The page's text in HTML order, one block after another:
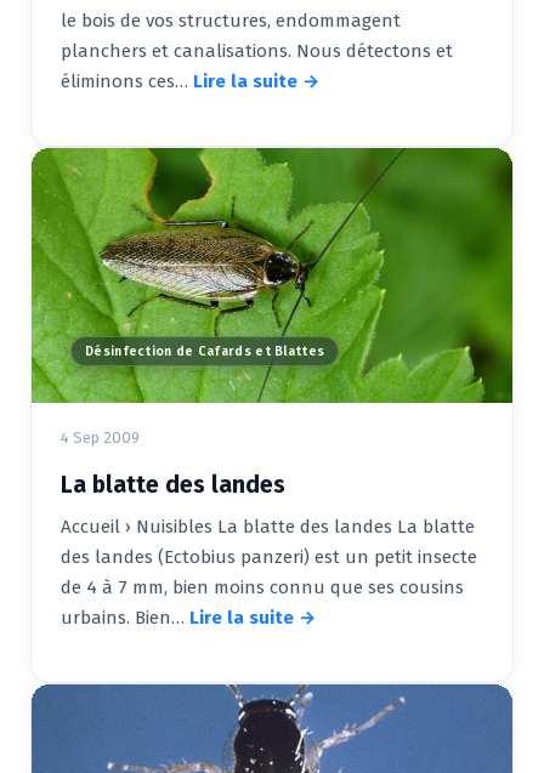
le bois de vos structures, endommagent
planchers et canalisations. Nous détectons et
éliminons ces… Lire la suite →
Désinfection de Cafards et Blattes
4 Sep 2009
La blatte des landes
Accueil › Nuisibles La blatte des landes La blatte
des landes (Ectobius panzeri) est un petit insecte
de 4 à 7 mm, bien moins connu que ses cousins
urbains. Bien… Lire la suite →